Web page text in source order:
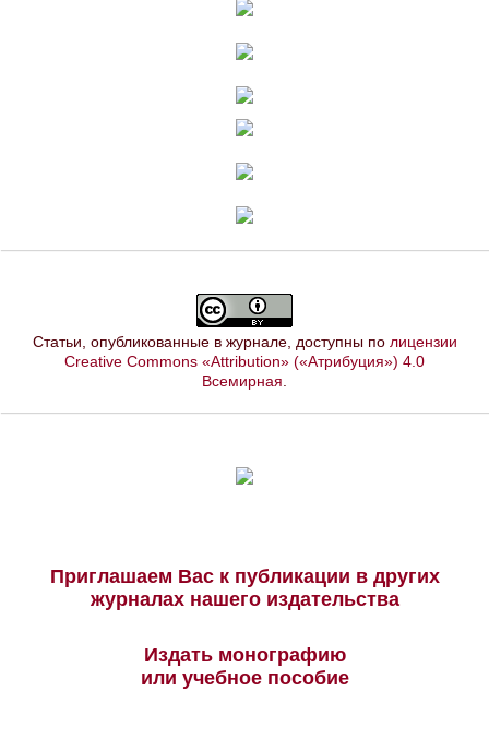
Статьи, опубликованные в журнале, доступны по лицензии
Creative Commons «Attribution» («Атрибуция») 4.0
Всемирная
Приглашаем Вас к публикации в других
журналах нашего издательства
Издать монографию
или учебное пособие